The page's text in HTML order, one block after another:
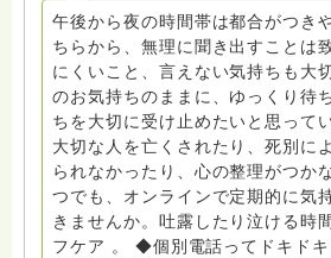
員、女性支援員、小学校 中学校支
サポートをしています。 ◆一般社団法人『グリーフケア
ともしび』理事長 【ともしび遺族
金・昼夜2回開催（大阪駅前第3ビル） 14：00〜，
00〜 お問い合わせ申込⬇️こちらから
griefcare.tomoshibi@icloud.com ＊この活動は皆さま
のご支援により支えられております
お願いします。 ゆうちょ銀行 口座番号 普通408-
6452769 一般社団法人グリーフケアともしび ◆『ビハ
ーラサロン おしゃべりカフェひだ
午後から夜の時間帯は都合がつき
ちらから、無理に聞き出すことは
にくいこと、言えない気持ちも大
のお気持ちのままに、ゆっくり待
ちを大切に受け止めたいと思って
大切な人を亡くされたり、死別に
られなかったり、心の整理がつか
つでも、オンラインで定期的に気
きませんか。吐露したり泣ける時
フケア 。 ◆個別電話ってドキドキ